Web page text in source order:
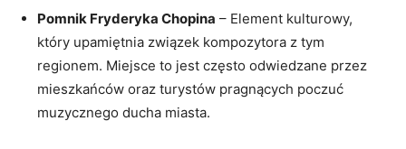
Pomnik Fryderyka Chopina – Element kulturowy,
który upamiętnia związek kompozytora z tym
regionem. Miejsce to jest często odwiedzane przez
mieszkańców oraz turystów pragnących poczuć
muzycznego ducha miasta.